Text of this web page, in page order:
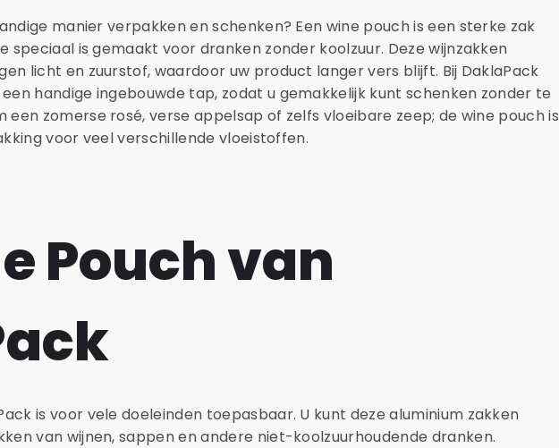
manier verpakken en schenken? Een wine pouch is een sterke zak
speciaal is gemaakt voor dranken zonder koolzuur. Deze wijnzakken
licht en zuurstof, waardoor uw product langer vers blijft. Bij DaklaPack
handige ingebouwde tap, zodat u gemakkelijk kunt schenken zonder te
een zomerse rosé, verse appelsap of zelfs vloeibare zeep; de wine pouch is
voor veel verschillende vloeistoffen.
Pouch van
is voor vele doeleinden toepasbaar. U kunt deze aluminium zakken
van wijnen, sappen en andere niet-koolzuurhoudende dranken.